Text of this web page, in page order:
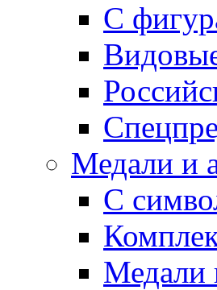
С
Медали и
С
Медали